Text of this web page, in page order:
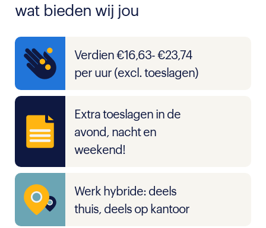
wat bieden wij jou
Verdien €16,63- €23,74
per uur (excl. toeslagen)
Extra toeslagen in de
avond, nacht en
weekend!
Werk hybride: deels
thuis, deels op kantoor